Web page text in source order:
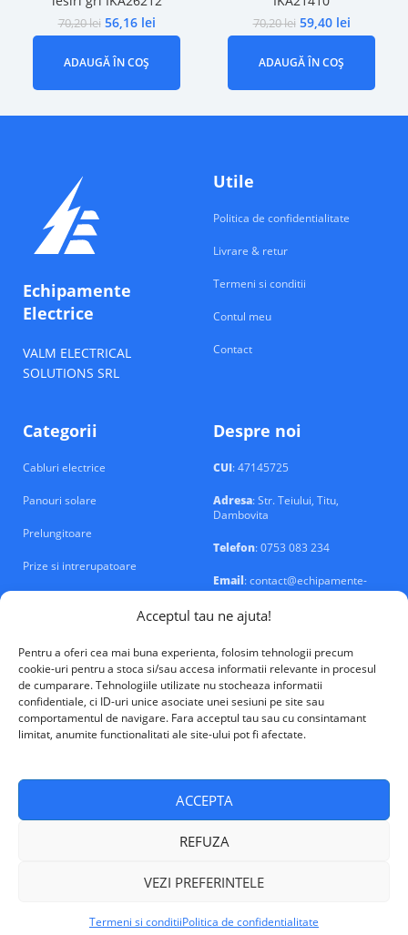
Acceptul tau ne ajuta!
Pentru a oferi cea mai buna experienta, folosim tehnologii precum
cookie-uri pentru a stoca si/sau accesa informatii relevante in procesul
de cumparare. Tehnologiile utilizate nu stocheaza informatii
confidentiale, ci ID-uri unice asociate unei sesiuni pe site sau
comportamentul de navigare. Fara acceptul tau sau cu consintamant
limitat, anumite functionalitati ale site-ului pot fi afectate.
ACCEPTA
REFUZA
VEZI PREFERINTELE
Termeni si conditiiPolitica de confidentialitate
70,20lei 56,16 lei
ADAUGĂ ÎN COȘ
70,20lei 59,40 lei
ADAUGĂ ÎN COȘ
Echipamente
Electrice
VALM ELECTRICAL
SOLUTIONS SRL
Utile
Politica de confidentialitate
Livrare & retur
Termeni si conditii
Contul meu
Contact
Categorii
Cabluri electrice
Panouri solare
Prelungitoare
Prize si intrerupatoare
Despre noi
CUI: 47145725
Adresa: Str. Teiului, Titu,
Dambovita
Telefon: 0753 083 234
Email: contact@echipamente-
electrice.ro
VALM Electrical Solutions © 2026